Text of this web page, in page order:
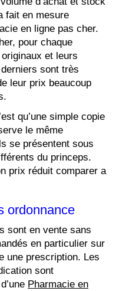
fait en mesure
en ligne pas cher.
pour chaque
et leurs
sont très
leur prix beaucoup
qu’une simple copie
le même
se présentent sous
du princeps.
prix réduit comparer a
ordonnance
sont en vente sans
en particulier sur
une prescription. Les
sont
Pharmacie en